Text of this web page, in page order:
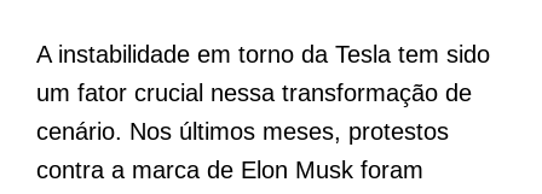
A instabilidade em torno da Tesla tem sido
um fator crucial nessa transformação de
cenário. Nos últimos meses, protestos
contra a marca de Elon Musk foram